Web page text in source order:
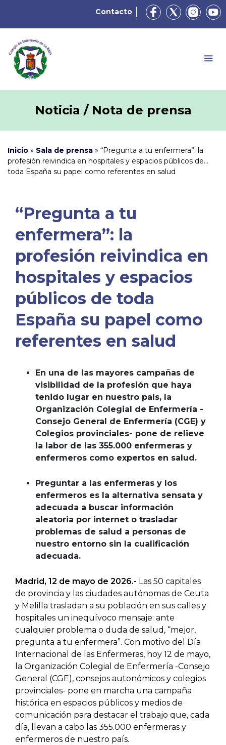
Contacto
Noticia / Nota de prensa
Inicio » Sala de prensa » “Pregunta a tu enfermera”: la
profesión reivindica en hospitales y espacios públicos de
toda España su papel como referentes en salud
“Pregunta a tu
enfermera”: la
profesión reivindica en
hospitales y espacios
públicos de toda
España su papel como
referentes en salud
En una de las mayores campañas de
visibilidad de la profesión que haya
tenido lugar en nuestro país, la
Organización Colegial de Enfermería -
Consejo General de Enfermería (CGE) y
Colegios provinciales- pone de relieve
la labor de las 355.000 enfermeras y
enfermeros como expertos en salud.
Preguntar a las enfermeras y los
enfermeros es la alternativa sensata y
adecuada a buscar información
aleatoria por internet o trasladar
problemas de salud a personas de
nuestro entorno sin la cualificación
adecuada.
Madrid, 12 de mayo de 2026.- Las 50 capitales
de provincia y las ciudades autónomas de Ceuta
y Melilla trasladan a su población en sus calles y
hospitales un inequívoco mensaje: ante
cualquier problema o duda de salud, “mejor,
pregunta a tu enfermera”. Con motivo del Día
Internacional de las Enfermeras, hoy 12 de mayo,
la Organización Colegial de Enfermería -Consejo
General (CGE), consejos autonómicos y colegios
provinciales- pone en marcha una campaña
histórica en espacios públicos y medios de
comunicación para destacar el trabajo que, cada
día, llevan a cabo las 355.000 enfermeras y
enfermeros de nuestro país.